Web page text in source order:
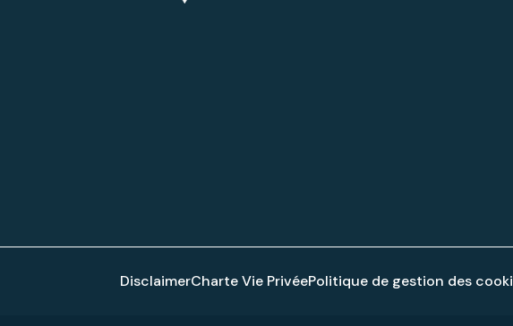
DisclaimerCharte Vie PrivéePolitique de gestion des